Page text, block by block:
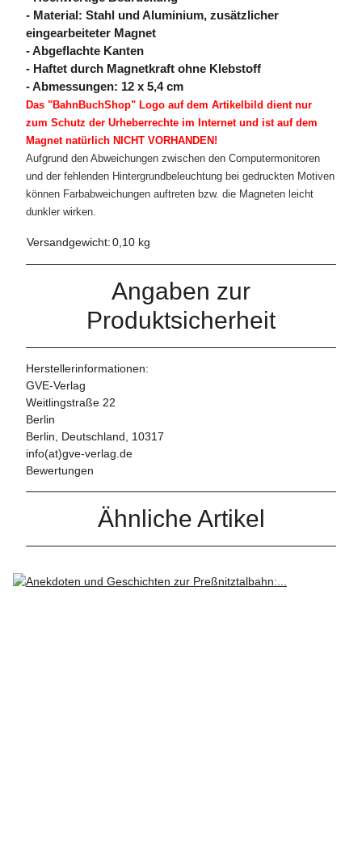
- Material: Stahl und Aluminium, zusätzlicher
eingearbeiteter Magnet
- Abgeflachte Kanten
- Haftet durch Magnetkraft ohne Klebstoff
- Abmessungen: 12 x 5,4 cm
Das "BahnBuchShop" Logo auf dem Artikelbild dient nur
zum Schutz der Urheberrechte im Internet und ist auf dem
Magnet natürlich NICHT VORHANDEN!
Aufgrund den Abweichungen zwischen den Computermonitoren
und der fehlenden Hintergrundbeleuchtung bei gedruckten Motiven
können Farbabweichungen auftreten bzw. die Magneten leicht
dunkler wirken.
Versandgewicht:0,10 kg
Angaben zur
Produktsicherheit
Herstellerinformationen:
GVE-Verlag
Weitlingstraße 22
Berlin
Berlin, Deutschland, 10317
info(at)gve-verlag.de
Bewertungen
Ähnliche Artikel